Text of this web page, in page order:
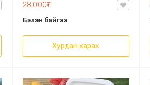
28,000₮
Бэлэн байгаа
Хурдан харах